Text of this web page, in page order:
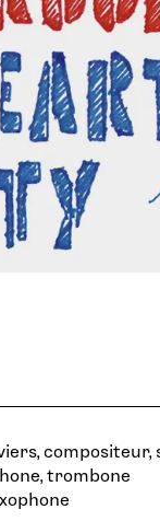
compositeur,
trombone